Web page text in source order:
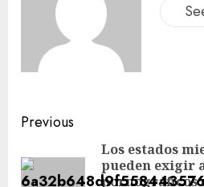
Previous
Los estados
pueden exigir
pornográficos